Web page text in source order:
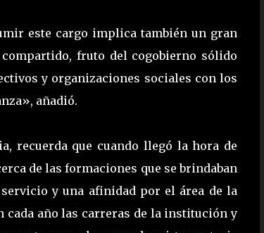
este cargo implica también un gran
fruto del cogobierno sólido
y organizaciones sociales con los
añadió.
recuerda que cuando llegó la hora de
de las formaciones que se brindaban
y una afinidad por el área de la
cada año las carreras de la institución y